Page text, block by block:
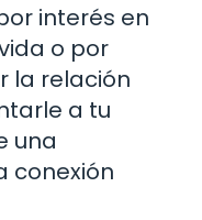
interés en
o por
la relación
a tu
una
conexión